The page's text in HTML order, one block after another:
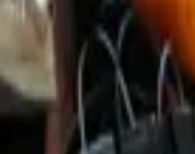
yatırımları yapılırken,
etti.
ulus devlet anlayışı
olarak işletildiğini kaydetti.
özellikle bölgede